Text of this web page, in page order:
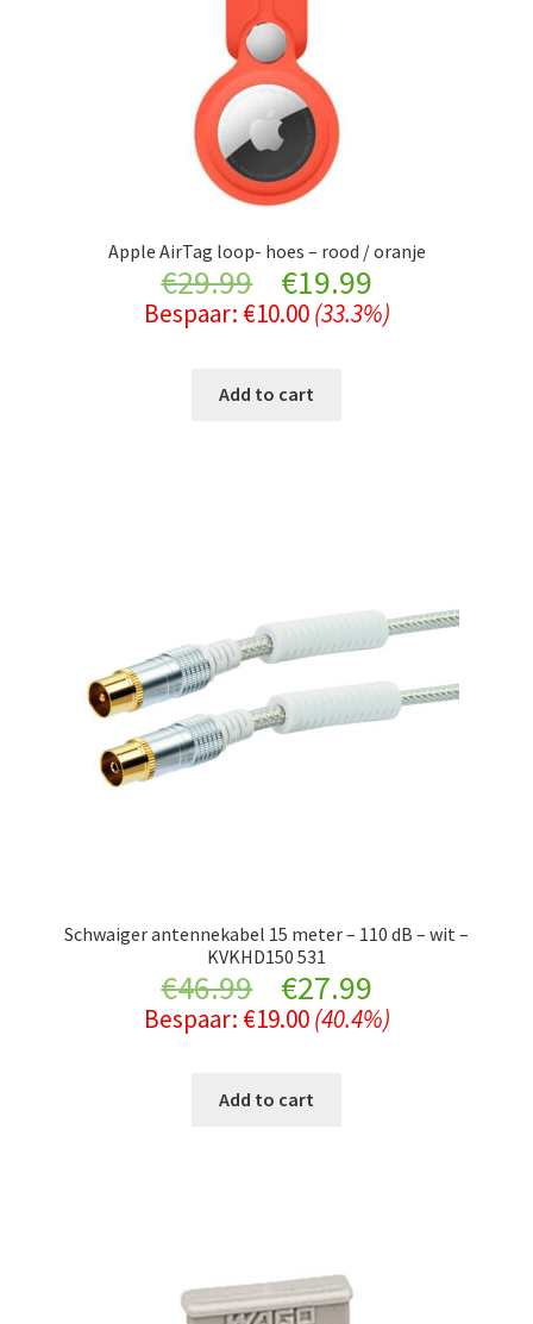
Apple AirTag loop- hoes – rood / oranje
€29.99
Original
price
was:
€19.99Current
price
Bespaar: €10.00 (33.3%)
Add to cart
Schwaiger antennekabel 15 meter – 110 dB – wit –
KVKHD150 531
€46.99
Original
price
was:
€27.99Current
price
Bespaar: €19.00 (40.4%)
Add to cart